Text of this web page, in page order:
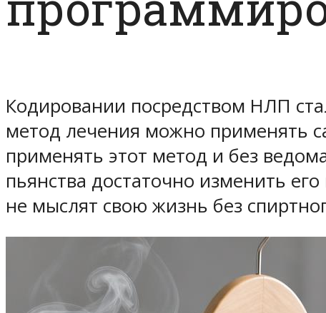
Кодировании посредством НЛП
метод лечения можно применять
применять этот метод и без
пьянства достаточно изменить
не мыслят свою жизнь без